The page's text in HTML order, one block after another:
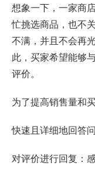
想象一下，一家商
忙挑选商品，也不
不满，并且不会再
此，买家希望能够
评价。
为了提高销售量和
快速且详细地回答
对评价进行回复：